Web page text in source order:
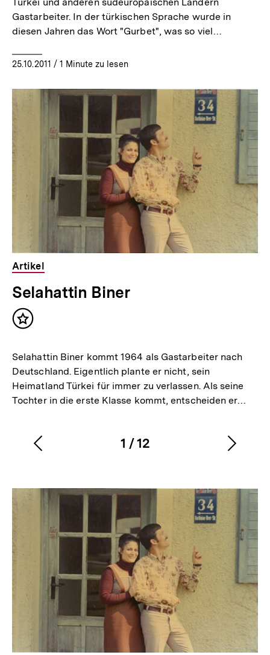
Gastarbeiter. In der türkischen Sprache wurde in
diesen Jahren das Wort "Gurbet", was so viel…
25.10.2011 / 1 Minute zu lesen
Inhaltskarussell
überspringen
Artikel
Selahattin Biner
Inhalt
Selahattin Biner kommt 1964 als Gastarbeiter nach
Deutschland. Eigentlich plante er nicht, sein
Heimatland Türkei für immer zu verlassen. Als seine
Tochter in die erste Klasse kommt, entscheiden er…
Karussellinhalt
1
von
/12
Vorherigen
anzeigen